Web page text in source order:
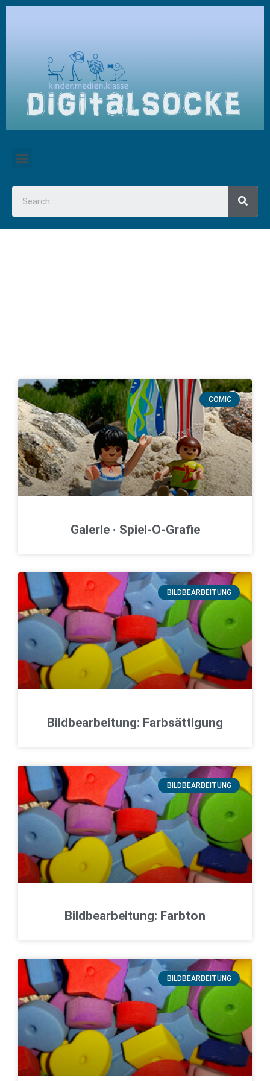
COMIC
Galerie · Spiel-O-Grafie
BILDBEARBEITUNG
Bildbearbeitung: Farbsättigung
BILDBEARBEITUNG
Bildbearbeitung: Farbton
BILDBEARBEITUNG